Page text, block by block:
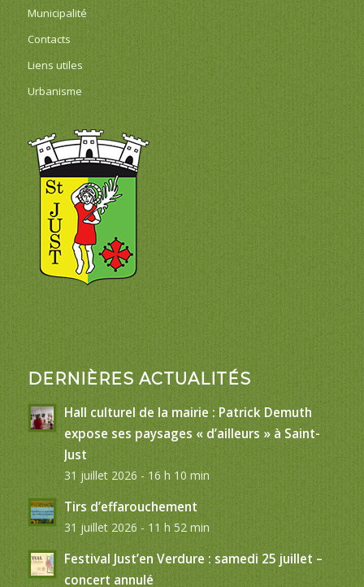
Municipalité
Contacts
Liens utiles
Urbanisme
DERNIÈRES ACTUALITÉS
Hall culturel de la mairie : Patrick Demuth
expose ses paysages « d’ailleurs » à Saint-
Just
31 juillet 2026 - 16 h 10 min
Tirs d’effarouchement
31 juillet 2026 - 11 h 52 min
Festival Just’en Verdure : samedi 25 juillet –
concert annulé